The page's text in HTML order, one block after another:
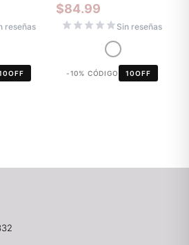
reseñas
$84.99
Sin reseñas
-10% CÓDIGO 10OFF